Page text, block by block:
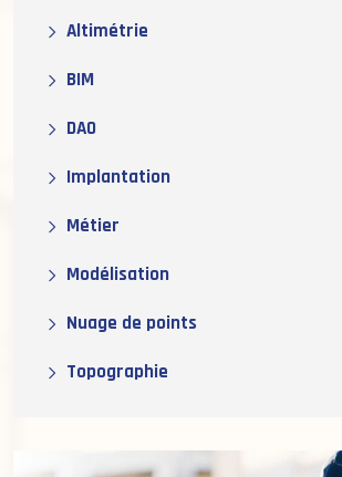
Altimétrie
BIM
DAO
Implantation
Métier
Modélisation
Nuage de points
Topographie